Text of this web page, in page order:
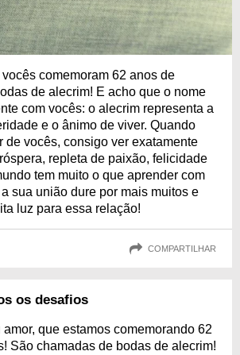
comemoram 62 anos de
de alecrim! E acho que o nome
com vocês: o alecrim representa a
e o ânimo de viver. Quando
de vocês, consigo ver exatamente
repleta de paixão, felicidade
tem muito o que aprender com
sua união dure por mais muitos e
luz para essa relação!
COMPARTILHAR
os desafios
que estamos comemorando 62
São chamadas de bodas de alecrim!